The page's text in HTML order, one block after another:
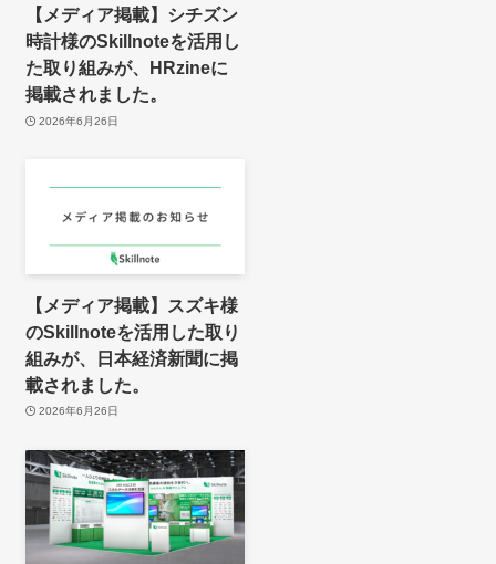
【メディア掲載】シチズン
時計様のSkillnoteを活用し
た取り組みが、HRzineに
掲載されました。
2026年6月26日
【メディア掲載】スズキ様
のSkillnoteを活用した取り
組みが、日本経済新聞に掲
載されました。
2026年6月26日